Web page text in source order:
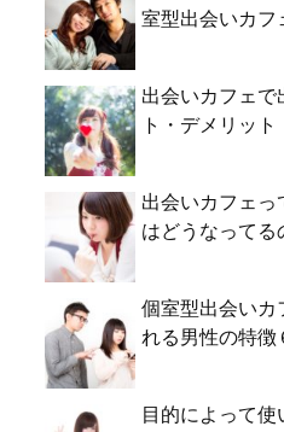
室型出会いカフ
出会いカフェで
ト・デメリット
出会いカフェっ
はどうなってる
個室型出会いカ
れる男性の特徴
目的によって